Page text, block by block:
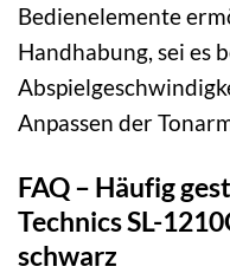
Bedienelemente
Handhabung, sei es
Anpassen der
FAQ – Häufig
Technics SL-
schwarz